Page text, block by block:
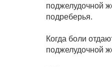
поджелудочной
подреберья.
Когда боли
поджелудочной